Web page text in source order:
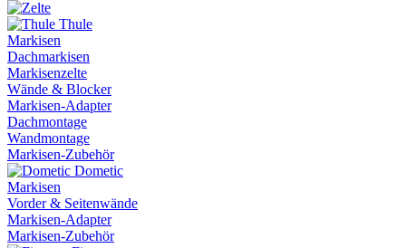
Thule
Markisen
Dachmarkisen
Markisenzelte
Wände & Blocker
Markisen-Adapter
Dachmontage
Wandmontage
Markisen-Zubehör
Dometic
Markisen
Vorder & Seitenwände
Markisen-Adapter
Markisen-Zubehör